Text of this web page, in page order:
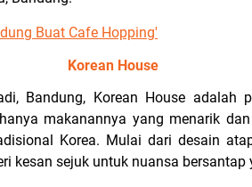
Buat Cafe Hopping'
Korean House
Bandung, Korean House
makanannya yang menarik
Korea. Mulai dari desain
kesan sejuk untuk nuansa bersantap